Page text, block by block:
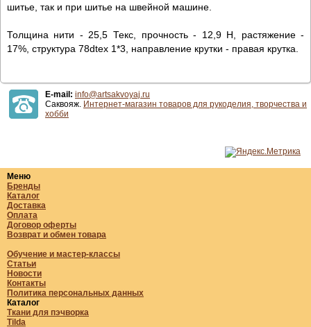
шитье, так и при шитье на швейной машине.
Толщина нити - 25,5 Текс, прочность - 12,9 Н, растяжение -
17%, структура 78dtex 1*3, направление крутки - правая крутка.
E-mail: info@artsakvoyaj.ru
Саквояж. Интернет-магазин товаров для рукоделия, творчества и
хобби
Меню
Бренды
Каталог
Доставка
Оплата
Договор оферты
Возврат и обмен товара
Обучение и мастер-классы
Статьи
Новости
Контакты
Политика персональных данных
Каталог
Ткани для пэчворка
Tilda